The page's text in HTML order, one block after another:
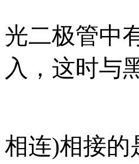
光二极管中
入，这时与
相连)相接的